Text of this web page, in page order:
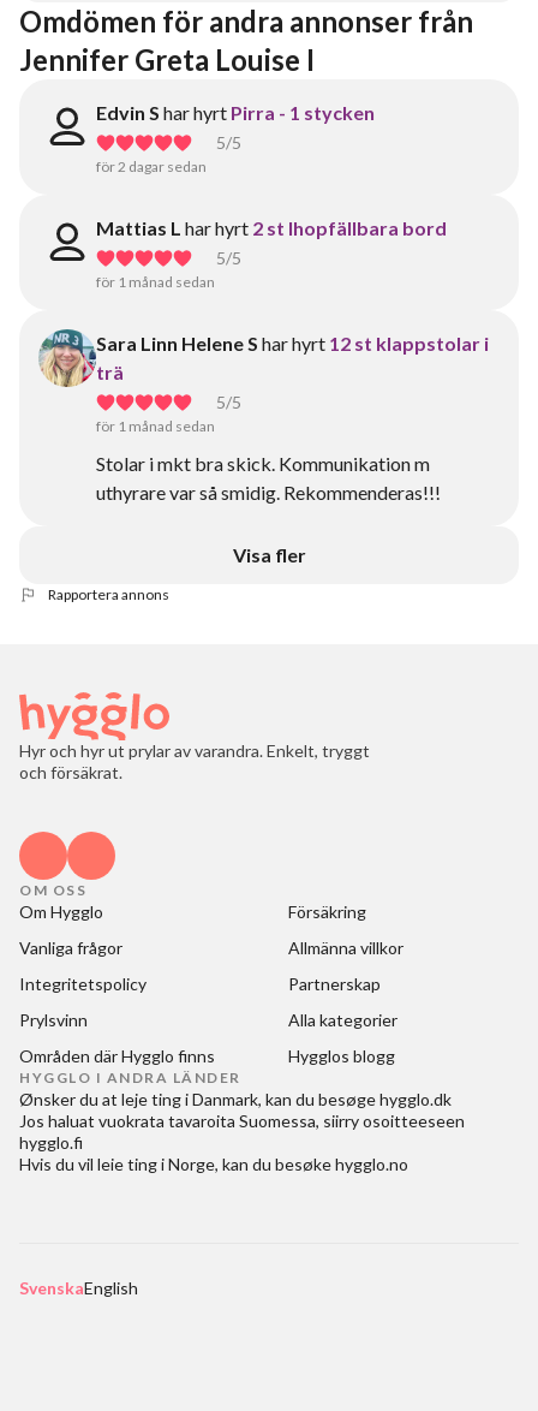
Omdömen för andra annonser från
Jennifer Greta Louise I
Edvin S har hyrt Pirra - 1 stycken
5/5
för 2 dagar sedan
Mattias L har hyrt 2 st Ihopfällbara bord
5/5
för 1 månad sedan
Sara Linn Helene S har hyrt 12 st klappstolar i
trä
5/5
för 1 månad sedan
Stolar i mkt bra skick. Kommunikation m
uthyrare var så smidig. Rekommenderas!!!
Visa fler
Rapportera annons
Hyr och hyr ut prylar av varandra. Enkelt, tryggt
och försäkrat.
OM OSS
Om Hygglo
Försäkring
Vanliga frågor
Allmänna villkor
Integritetspolicy
Partnerskap
Prylsvinn
Alla kategorier
Områden där Hygglo finns
Hygglos blogg
HYGGLO I ANDRA LÄNDER
Ønsker du at leje ting i Danmark, kan du besøgehygglo.dk
Jos haluat vuokrata tavaroita Suomessa, siirry osoitteeseen
hygglo.fi
Hvis du vil leie ting i Norge, kan du besøkehygglo.no
SvenskaEnglish